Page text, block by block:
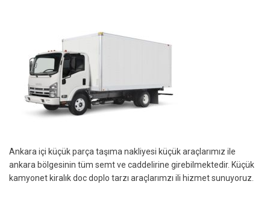
Ankara içi küçük parça taşıma nakliyesi küçük araçlarımız ile
ankara bölgesinin tüm semt ve caddelirine girebilmektedir. Küçük
kamyonet kiralık doc doplo tarzı araçlarımzı ili hizmet sunuyoruz.